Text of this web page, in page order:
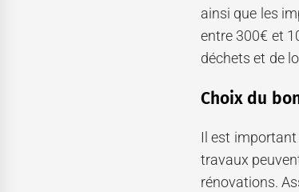
ainsi que les
entre 300€ et
déchets et de
Choix du
Il est
travaux
rénovations.